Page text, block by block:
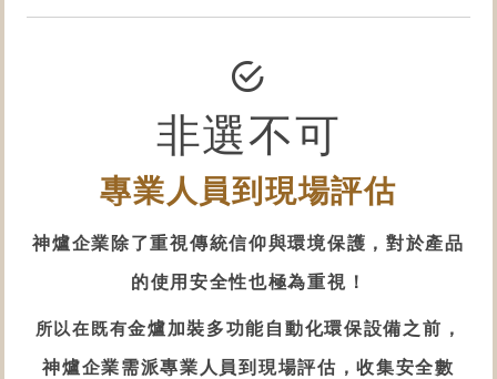
非選不可
專業人員到現場評估
神爐企業除了重視傳統信仰與環境保護 ，對於產品
的使用安全性也極為重視！
所以在既有金爐加裝多功能自動化環保設備之前，
神爐企業需派專業人員到現場評估，收集安全數